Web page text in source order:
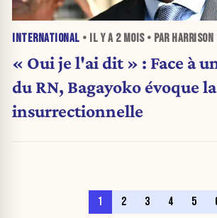
INTERNATIONAL • IL Y A 2 MOIS• PAR HARRISON
« Oui je l'ai dit » : Face à
du RN, Bagayoko évoque
insurrectionnelle
1 2 3 4 5